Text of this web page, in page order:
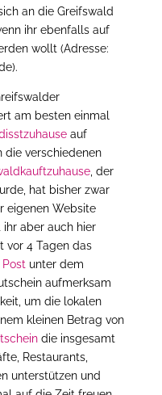
an die Greifswald
ihr ebenfalls auf
wollt (Adresse:
am besten einmal
auf
die verschiedenen
, der
hat bisher zwar
eigenen Website
aber auch hier
vor 4 Tagen das
unter dem
aufmerksam
um die lokalen
kleinen Betrag von
die insgesamt
Restaurants,
unterstützen und